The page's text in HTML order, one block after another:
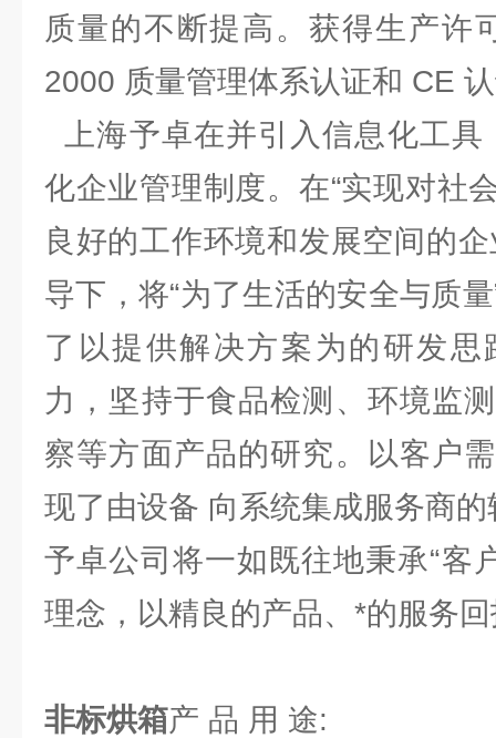
质量的不断提高。获得生产许
2000 质量管理体系认证和
上海予卓在并引入信息化工具
化企业管理制度。在“实现对社
良好的工作环境和发展空间的
导下，将“为了生活的安全与质
了以提供解决方案为的研发
力，坚持于食品检测、环境监
察等方面产品的研究。以客户
现了由设备 向系统集成服务商的
予卓公司将一如既往地秉承“客
理念，以精良的产品、*的服务
非标烘箱产 品 用 途: